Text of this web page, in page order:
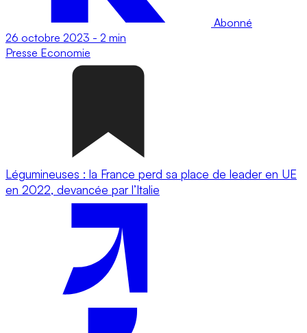
Abonné
26 octobre 2023 - 2 min
Presse Economie
Légumineuses : la France perd sa place de leader en UE
en 2022, devancée par l’Italie